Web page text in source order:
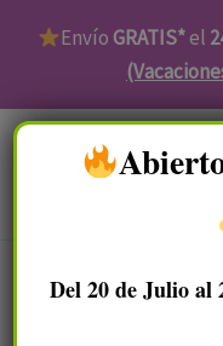
Envío GRATIS*el
bucal
Del 20 de Julio al